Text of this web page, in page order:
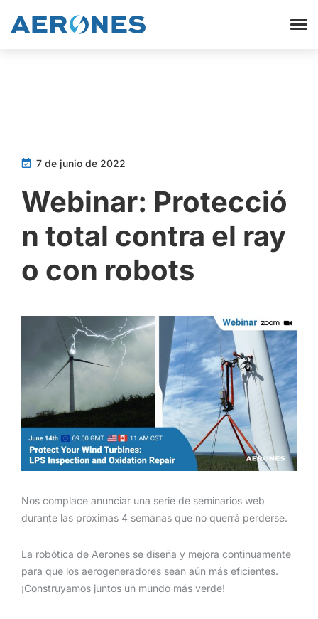
7 de junio de 2022
Webinar: Protecció
n total contra el ray
o con robots
Nos complace anunciar una serie de seminarios web
durante las próximas 4 semanas que no querrá perderse.
La robótica de Aerones se diseña y mejora continuamente
para que los aerogeneradores sean aún más eficientes.
¡Construyamos juntos un mundo más verde!